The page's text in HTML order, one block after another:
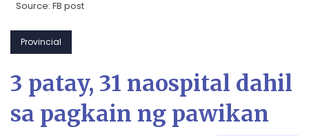
Source: FB post
Provincial
3 patay, 31 naospital dahil
sa pagkain ng pawikan